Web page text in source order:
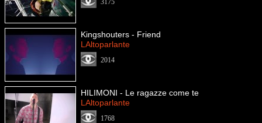
3175
Kingshouters - Friend
LAltoparlante
2014
HILIMONI - Le ragazze come te
LAltoparlante
1768